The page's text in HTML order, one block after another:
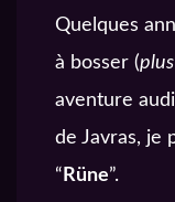
Quelques
à bosser (
aventure
de Javras, je
“ Rüne”.